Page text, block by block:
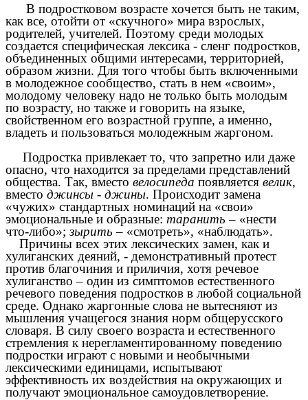
В подростковом возрасте хочется быть не таким,
как все, отойти от «скучного» мира взрослых,
родителей, учителей. Поэтому среди молодых
создается специфическая лексика - сленг подростков,
объединенных общими интересами, территорией,
образом жизни. Для того чтобы быть включенными
в молодежное сообщество, стать в нем «своим»,
молодому человеку надо не только быть молодым
по возрасту, но также и говорить на языке,
свойственном его возрастной группе, а именно,
владеть и пользоваться молодежным жаргоном.
Подростка привлекает то, что запретно или даже
опасно, что находится за пределами представлений
общества. Так, вместо велосипеда появляется велик,
вместо джинсы - джины. Происходит замена
«чужих» стандартных номинаций на «свои»
эмоциональные и образные: таранить – «нести
что-либо»;зырить – «смотреть», «наблюдать».
Причины всех этих лексических замен, как и
хулиганских деяний, - демонстративный протест
против благочиния и приличия, хотя речевое
хулиганство – один из симптомов естественного
речевого поведения подростков в любой социальной
среде. Однако жаргонные слова не вытесняют из
мышления учащегося знания норм общерусского
словаря. В силу своего возраста и естественного
стремления к нерегламентированному поведению
подростки играют с новыми и необычными
лексическими единицами, испытывают
эффективность их воздействия на окружающих и
получают эмоциональное самоудовлетворение.